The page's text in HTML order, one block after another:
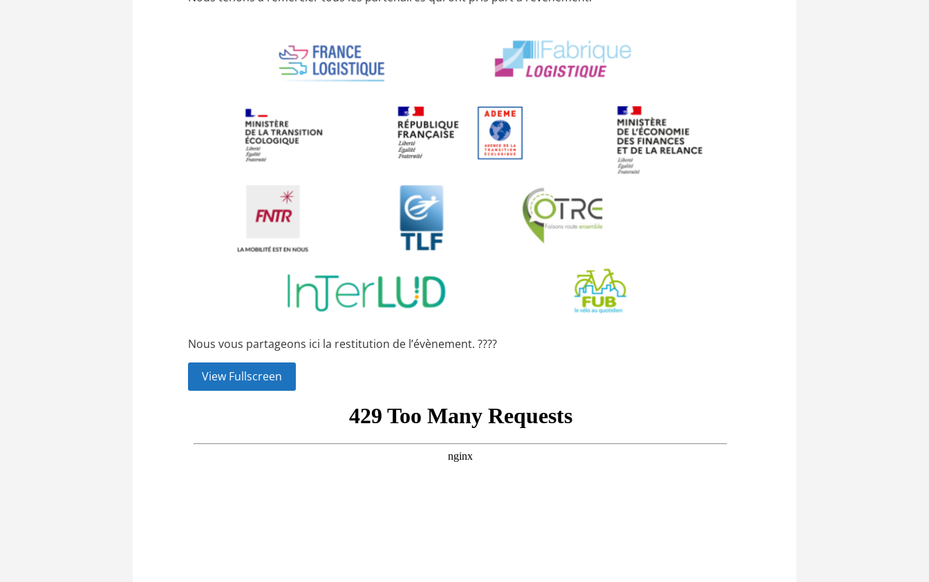
Nous vous partageons ici la restitution de l’évènement. ????
View Fullscreen